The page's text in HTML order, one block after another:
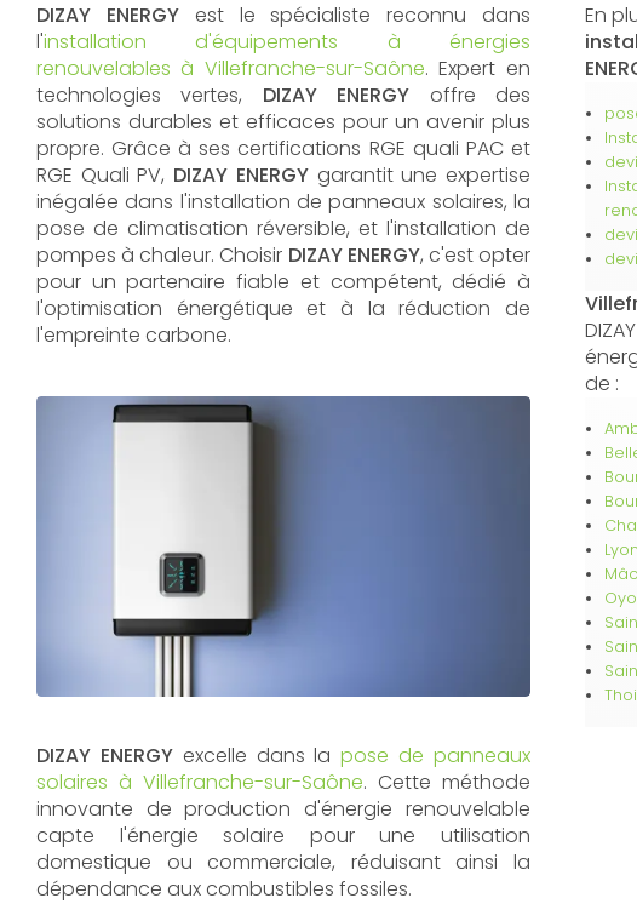
DIZAY ENERGY est le spécialiste reconnu dans
l'installation d'équipements à énergies
renouvelables à Villefranche-sur-Saône. Expert en
technologies vertes, DIZAY ENERGY offre des
solutions durables et efficaces pour un avenir plus
propre. Grâce à ses certifications RGE quali PAC et
RGE Quali PV, DIZAY ENERGYgarantit une expertise
inégalée dans l'installation de panneaux solaires, la
pose de climatisation réversible, et l'installation de
pompes à chaleur. Choisir DIZAY ENERGY, c'est opter
pour un partenaire fiable et compétent, dédié à
l'optimisation énergétique et à la réduction de
l'empreinte carbone.
DIZAY ENERGYexcelle dans lapose de panneaux
solaires à Villefranche-sur-Saône. Cette méthode
innovante de production d'énergie renouvelable
capte l'énergie solaire pour une utilisation
domestique ou commerciale, réduisant ainsi la
dépendance aux combustibles fossiles.
En
de :
Lyon